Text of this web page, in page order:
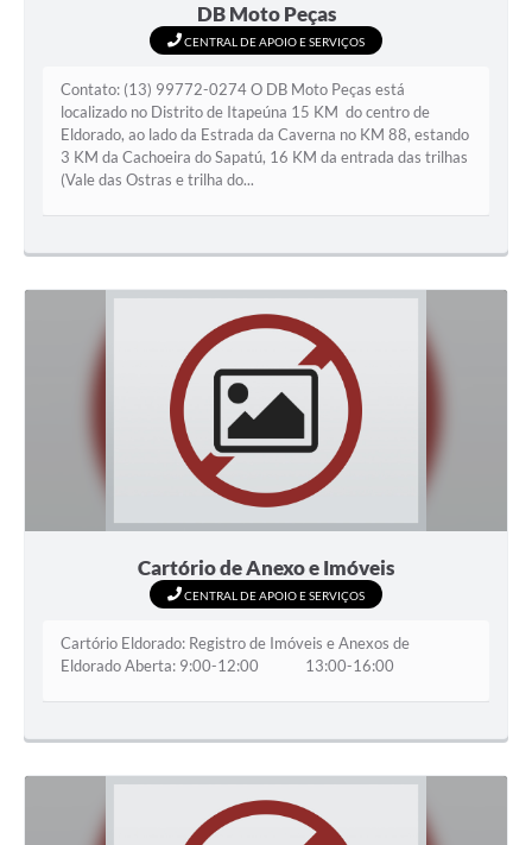
DB Moto Peças
CENTRAL DE APOIO E SERVIÇOS
Contato: (13) 99772-0274 O DB Moto Peças está
localizado no Distrito de Itapeúna 15 KM do centro de
Eldorado, ao lado da Estrada da Caverna no KM 88, estando
3 KM da Cachoeira do Sapatú, 16 KM da entrada das trilhas
(Vale das Ostras e trilha do...
Cartório de Anexo e Imóveis
CENTRAL DE APOIO E SERVIÇOS
Cartório Eldorado: Registro de Imóveis e Anexos de
Eldorado Aberta: 9:00-12:00 13:00-16:00